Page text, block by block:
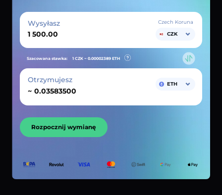
Wysyłasz
Czech Koruna
CZK
Szacowana stawka: 1 CZK ~ 0.00002389 ETH
Otrzymujesz
~
ETH
Rozpocznij wymianę